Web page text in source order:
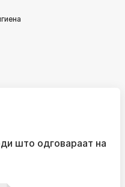
што одговараат на